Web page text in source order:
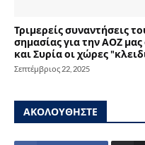
Τριμερείς συναντήσεις
σημασίας για την ΑΟΖ
και Συρία οι χώρες
Σεπτέμβριος 22, 2025
ΑΚΟΛΟΥΘΗΣΤΕ